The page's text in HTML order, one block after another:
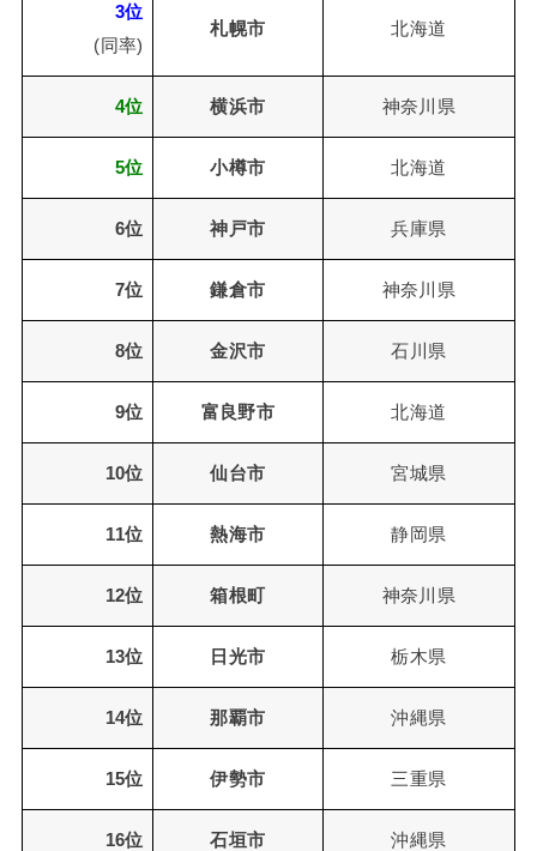
3位
(同率)
札幌市 北海道
4位 横浜市 神奈川県
5位 小樽市 北海道
6位 神戸市 兵庫県
7位 鎌倉市 神奈川県
8位 金沢市 石川県
9位 富良野市 北海道
10位 仙台市 宮城県
11位 熱海市 静岡県
12位 箱根町 神奈川県
13位 日光市 栃木県
14位 那覇市 沖縄県
15位 伊勢市 三重県
16位 石垣市 沖縄県